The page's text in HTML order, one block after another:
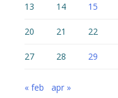
13 14 15
20 21 22
27 28 29
« feb apr »